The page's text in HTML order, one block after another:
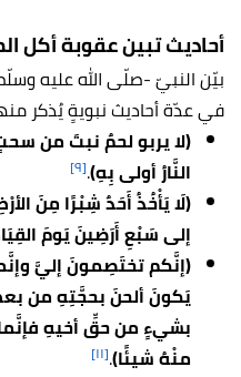
أحاديث تبين عقوبة أكل
بيّن النبيّ -صلّى الله عليه
في عدّة أحاديث نبويةٍ يُذكر
(لا يربو لحمٌ نبتَ من
النَّارُ أولى بِهِ).[٩]
(لَا يَأْخُذُ أَحَدٌ شِبْرًا مِنَ
إلى سَبْعِ أَرَضِينَ يَومَ
(إنَّكم تختَصِمونَ إليَّ
يَكونَ ألحنَ بحجَّتِهِ من
بشيءٍ من حقِّ أخيهِ فإنَّما
منْهُ شيئًا).[١١]